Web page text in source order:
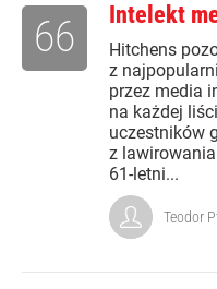
Intelekt
Hitchens
z
przez media
na każdej
uczestników
z
61-letni...
66
Teodor